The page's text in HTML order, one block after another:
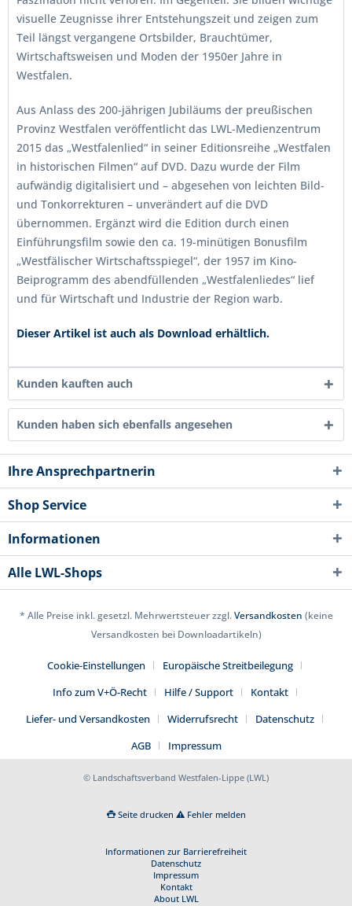
visuelle Zeugnisse ihrer Entstehungszeit und zeigen zum
Teil längst vergangene Ortsbilder, Brauchtümer,
Wirtschaftsweisen und Moden der 1950er Jahre in
Westfalen.
Aus Anlass des 200-jährigen Jubiläums der preußischen
Provinz Westfalen veröffentlicht das LWL-Medienzentrum
2015 das „Westfalenlied“ in seiner Editionsreihe „Westfalen
in historischen Filmen“ auf DVD. Dazu wurde der Film
aufwändig digitalisiert und – abgesehen von leichten Bild-
und Tonkorrekturen – unverändert auf die DVD
übernommen. Ergänzt wird die Edition durch einen
Einführungsfilm sowie den ca. 19-minütigen Bonusfilm
„Westfälischer Wirtschaftsspiegel“, der 1957 im Kino-
Beiprogramm des abendfüllenden „Westfalenliedes“ lief
und für Wirtschaft und Industrie der Region warb.
Dieser Artikel ist auch als Download erhältlich.
Kunden kauften auch
Kunden haben sich ebenfalls angesehen
Ihre Ansprechpartnerin
Shop Service
Informationen
Alle LWL-Shops
* Alle Preise inkl. gesetzl. Mehrwertsteuer zzgl.Versandkosten (keine
Versandkosten bei Downloadartikeln)
Cookie-Einstellungen
Europäische Streitbeilegung
Info zum V+Ö-Recht
Hilfe / Support
Kontakt
Liefer- und Versandkosten
Widerrufsrecht
Datenschutz
AGB
Impressum
© Landschaftsverband Westfalen-Lippe (LWL)
Seite drucken Fehler melden
Informationen zur Barrierefreiheit
Datenschutz
Impressum
Kontakt
About LWL